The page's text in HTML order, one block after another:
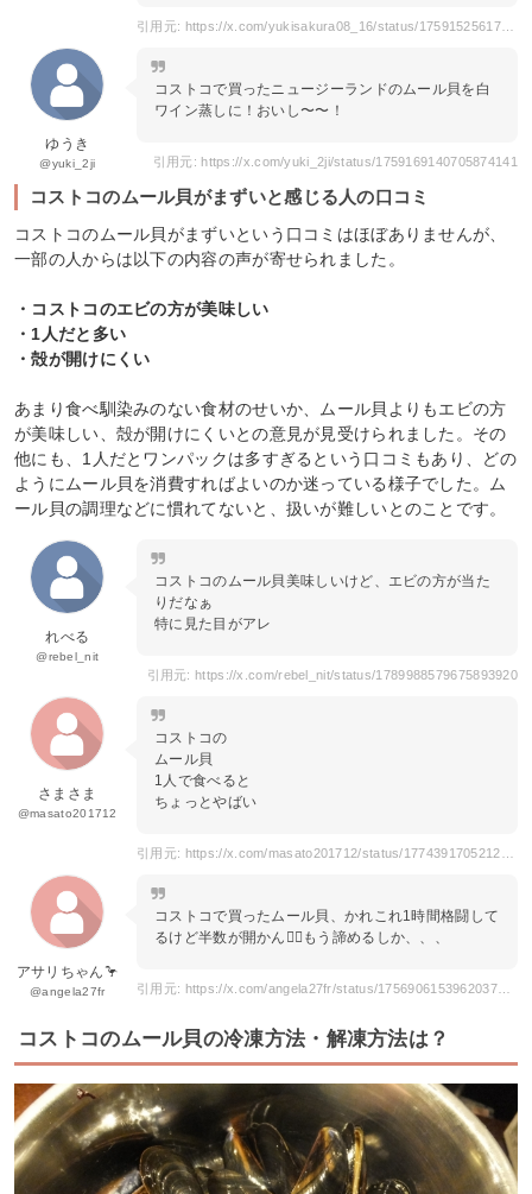
引用元: https://x.com/yukisakura08_16/status/1759152561742037046
ゆうき
@yuki_2ji
コストコで買ったニュージーランドのムール貝を白
ワイン蒸しに！おいし〜〜！
引用元: https://x.com/yuki_2ji/status/1759169140705874141
コストコのムール貝がまずいと感じる人の口コミ
コストコのムール貝がまずいという口コミはほぼありませんが、
一部の人からは以下の内容の声が寄せられました。
・コストコのエビの方が美味しい
・1人だと多い
・殻が開けにくい
あまり食べ馴染みのない食材のせいか、ムール貝よりもエビの方
が美味しい、殻が開けにくいとの意見が見受けられました。その
他にも、1人だとワンパックは多すぎるという口コミもあり、どの
ようにムール貝を消費すればよいのか迷っている様子でした。ム
ール貝の調理などに慣れてないと、扱いが難しいとのことです。
れべる
@rebel_nit
コストコのムール貝美味しいけど、エビの方が当た
りだなぁ
特に見た目がアレ
引用元: https://x.com/rebel_nit/status/1789988579675893920
さまさま
@masato201712
コストコの
ムール貝
1人で食べると
ちょっとやばい
アサリちゃん🦩
@angela27fr
コストコで買ったムール貝、かれこれ1時間格闘して
るけど半数が開かん😮‍💨もう諦めるしか、、、
引用元: https://x.com/angela27fr/status/1756906153962037403
コストコのムール貝の冷凍方法・解凍方法は？